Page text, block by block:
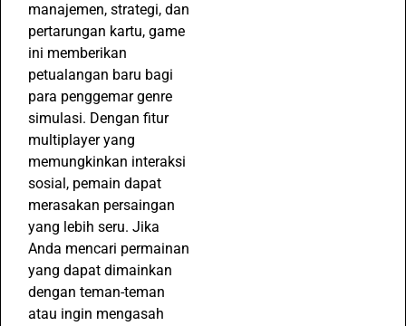
manajemen, strategi, dan
pertarungan kartu, game
ini memberikan
petualangan baru bagi
para penggemar genre
simulasi. Dengan fitur
multiplayer yang
memungkinkan interaksi
sosial, pemain dapat
merasakan persaingan
yang lebih seru. Jika
Anda mencari permainan
yang dapat dimainkan
dengan teman-teman
atau ingin mengasah